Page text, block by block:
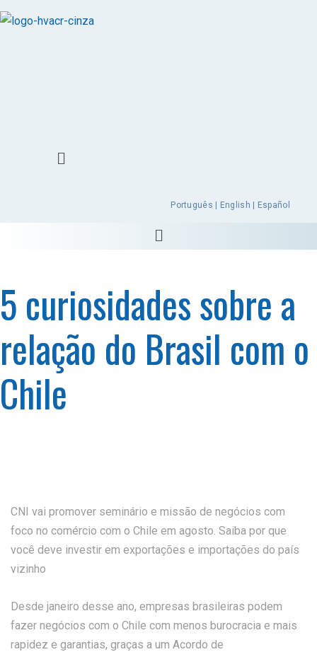
Português | English | Español
5 curiosidades sobre a
relação do Brasil com o
Chile
CNI vai promover seminário e missão de negócios com
foco no comércio com o Chile em agosto. Saiba por que
você deve investir em exportações e importações do país
vizinho
Desde janeiro desse ano, empresas brasileiras podem
fazer negócios com o Chile com menos burocracia e mais
rapidez e garantias, graças a um Acordo de